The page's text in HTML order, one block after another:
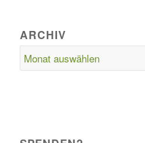
ARCHIV